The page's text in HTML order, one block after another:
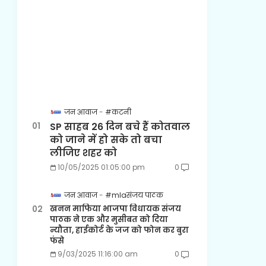
जन आवाज #कटनी
SP साहब 26 दिन बचे हैं कोतवाल
को जाने में हो सके तो बचा
लीजिए शहर को
10/05/2025 01:05:00 pm 0
जन आवाज #mlaसंजय पाठक
खनन माफिया भाजपा विधायक संजय
पाठक ने एक और मुसीबत को दिया
न्यौता, हाईकोर्ट के जज को फोन कर बुरा
फंसे
9/03/2025 11:16:00 am 0